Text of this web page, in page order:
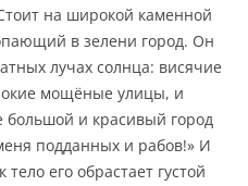
на широкой каменной
в зелени город. Он
лучах солнца: висячие
мощёные улицы, и
большой и красивый город
подданных и рабов!» И
его обрастает густой